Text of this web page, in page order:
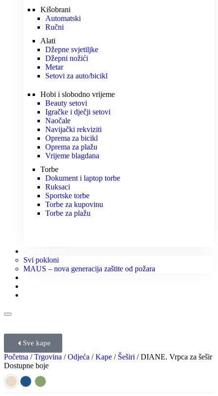
Kišobrani
Automatski
Ručni
Alati
Džepne svjetiljke
Džepni nožići
Metar
Setovi za auto/bicikl
Hobi i slobodno vrijeme
Beauty setovi
Igračke i dječji setovi
Naočale
Navijački rekviziti
Oprema za bicikl
Oprema za plažu
Vrijeme blagdana
Torbe
Dokument i laptop torbe
Ruksaci
Sportske torbe
Torbe za kupovinu
Torbe za plažu
Svi pokloni
MAUS – nova generacija zaštite od požara
Sve kape
Početna /Trgovina /Odjeća /Kape / Šeširi / DIANE. Vrpca za šešir
Dostupne boje